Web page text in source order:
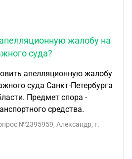
производству. И суд отказал
подать апелляционную
Спасибо
жалобу на
суда?
апелляционную жалобу
суда Санкт-Петербурга
Предмет спора -
средства.
№2395959, Александр, г.